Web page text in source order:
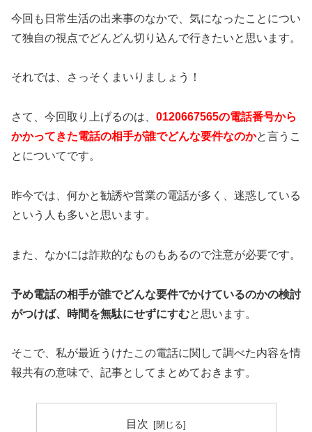
今回も日常生活の出来事のなかで、気になったことについ
て独自の視点でどんどん切り込んで行きたいと思います。
それでは、さっそくまいりましょう！
さて、今回取り上げるのは、 0120667565の電話番号から
かかってきた電話の相手が誰でどんな要件なのかと言うこ
とについてです。
昨今では、何かと勧誘や営業の電話が多く、迷惑している
という人も多いと思います。
また、なかには詐欺的なものもあるので注意が必要です。
予め電話の相手が誰でどんな要件でかけているのかの検討
がつけば、時間を無駄にせずにすむと思います。
そこで、私が最近うけたこの電話に関して調べた内容を情
報共有の意味で、記事としてまとめておきます。
目次